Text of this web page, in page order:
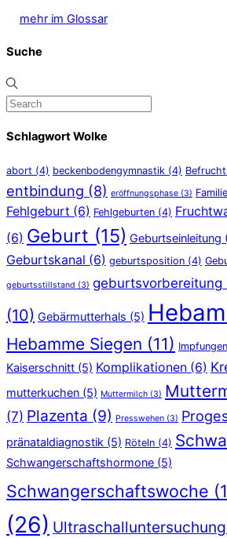
mehr im Glossar
Suche
Schlagwort Wolke
abort (4) beckenbodengymnastik (4)
entbindung (8) eröffnungsphase (3)
Fehlgeburt (6) Fehlgeburten (4)
(6) Geburt (15) Geburtseinleitung
Geburtskanal (6) geburtsposition (4)
geburtsstillstand (3) geburtsvorbereitung
(10) Gebärmutterhals (5)
Hebamme Siegen (11) Impfungen
Kaiserschnitt (5) Komplikationen (6)
mutterkuchen (5) Muttermilch (3)
(7) Plazenta (9) Presswehen (3)
pränataldiagnostik (5) Röteln (4)
Schwangerschaftshormone (5)
Schwangerschaftswoche
(26) Ultraschalluntersuchung